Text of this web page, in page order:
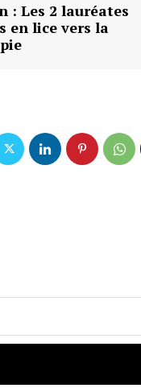
: Les 2 lauréates
en lice vers la